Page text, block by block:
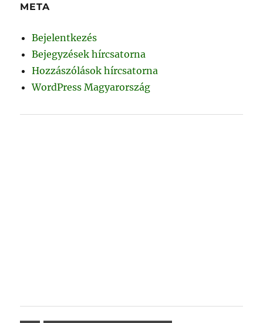
META
Bejelentkezés
Bejegyzések hírcsatorna
Hozzászólások hírcsatorna
WordPress Magyarország